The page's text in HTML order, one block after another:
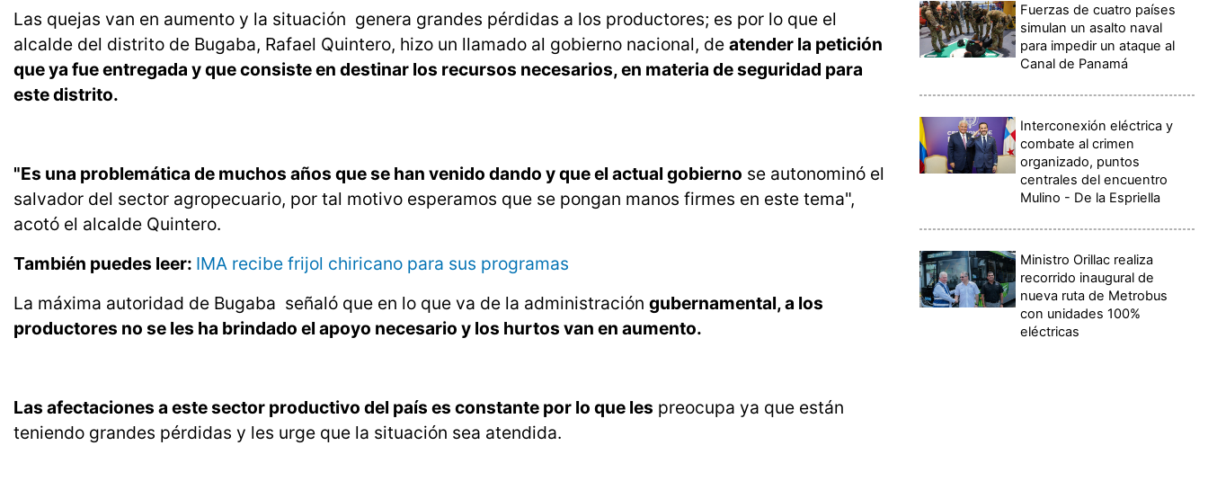
Las quejas van en aumento y la situación genera grandes pérdidas a los productores; es por lo que el
alcalde del distrito de Bugaba, Rafael Quintero, hizo un llamado al gobierno nacional, de atender la petición
que ya fue entregada y que consiste en destinar los recursos necesarios, en materia de seguridad para
este distrito.
"Es una problemática de muchos años que se han venido dando y que el actual gobierno se autonominó el
salvador del sector agropecuario, por tal motivo esperamos que se pongan manos firmes en este tema",
acotó el alcalde Quintero.
También puedes leer: IMA recibe frijol chiricano para sus programas
La máxima autoridad de Bugaba señaló que en lo que va de la administración gubernamental, a los
productores no se les ha brindado el apoyo necesario y los hurtos van en aumento.
Las afectaciones a este sector productivo del país es constante por lo que les preocupa ya que están
teniendo grandes pérdidas y les urge que la situación sea atendida.
Fuerzas de cuatro países
simulan un asalto naval
para impedir un ataque al
Canal de Panamá
Interconexión eléctrica y
combate al crimen
organizado, puntos
centrales del encuentro
Mulino - De la Espriella
Ministro Orillac realiza
recorrido inaugural de
nueva ruta de Metrobus
con unidades 100%
eléctricas